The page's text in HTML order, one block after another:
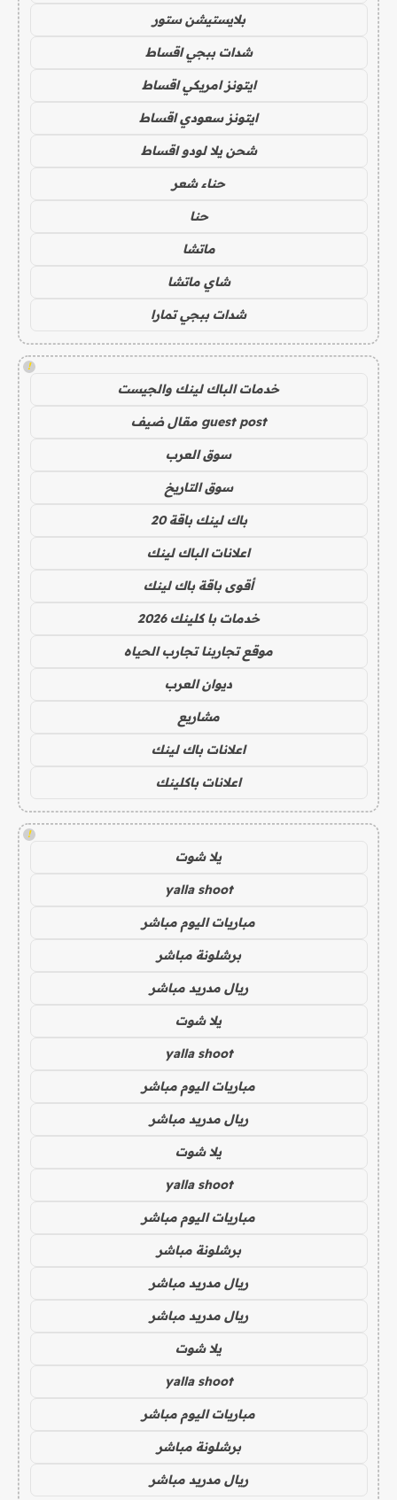
بلايستيشن ستور
شدات ببجي اقساط
ايتونز امريكي اقساط
ايتونز سعودي اقساط
شحن يلا لودو اقساط
حناء شعر
حنا
ماتشا
شاي ماتشا
شدات ببجي تمارا
!
خدمات الباك لينك والجيست
guest post مقال ضيف
سوق العرب
سوق التاريخ
باك لينك باقة 20
اعلانات الباك لينك
أقوى باقة باك لينك
خدمات با كلينك 2026
موقع تجاربنا تجارب الحياه
ديوان العرب
مشاريع
اعلانات باك لينك
اعلانات باكلينك
!
يلا شوت
yalla shoot
مباريات اليوم مباشر
برشلونة مباشر
ريال مدريد مباشر
يلا شوت
yalla shoot
مباريات اليوم مباشر
ريال مدريد مباشر
يلا شوت
yalla shoot
مباريات اليوم مباشر
برشلونة مباشر
ريال مدريد مباشر
ريال مدريد مباشر
يلا شوت
yalla shoot
مباريات اليوم مباشر
برشلونة مباشر
ريال مدريد مباشر